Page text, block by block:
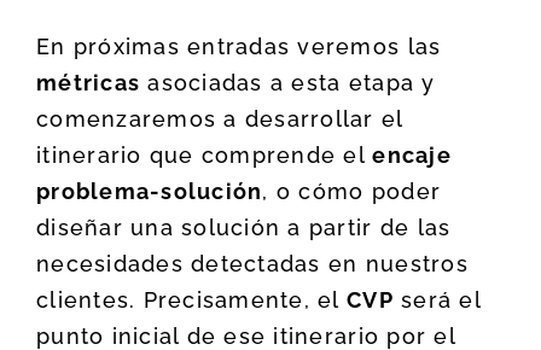
En próximas entradas veremos las
métricas asociadas a esta etapa y
comenzaremos a desarrollar el
itinerario que comprende elencaje
problema-solución, o cómo poder
diseñar una solución a partir de las
necesidades detectadas en nuestros
clientes. Precisamente, elCVP será el
punto inicial de ese itinerario por el